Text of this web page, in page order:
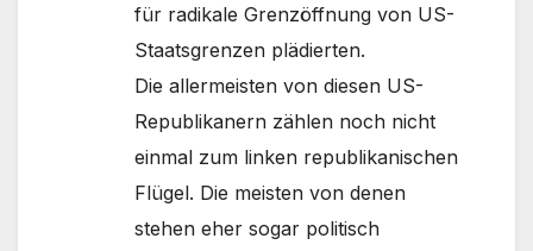
für radikale Grenzöffnung von US-
Staatsgrenzen plädierten.
Die allermeisten von diesen US-
Republikanern zählen noch nicht
einmal zum linken republikanischen
Flügel. Die meisten von denen
stehen eher sogar politisch